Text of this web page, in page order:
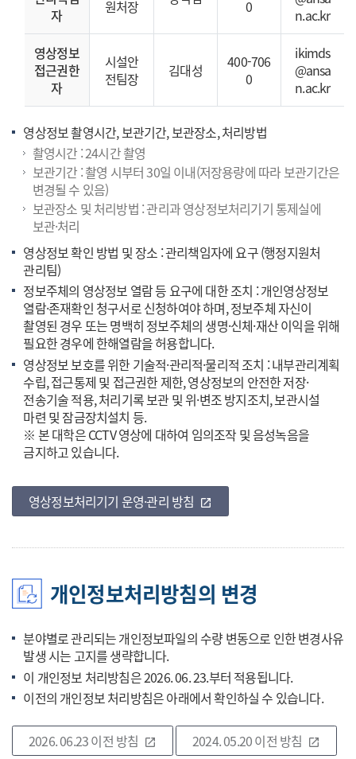
자
원처장
0
n.ac.kr
영상정보
접근권한
자
시설안
전팀장
김대성
400-706
0
ikimds
@ansa
n.ac.kr
영상정보 촬영시간, 보관기간, 보관장소, 처리방법
촬영시간 : 24시간 촬영
보관기간 : 촬영 시부터 30일 이내(저장용량에 따라 보관기간은
변경될 수 있음)
보관장소 및 처리방법 : 관리과 영상정보처리기기 통제실에
보관·처리
영상정보 확인 방법 및 장소 : 관리책임자에 요구 (행정지원처
관리팀)
정보주체의 영상정보 열람 등 요구에 대한 조치 : 개인영상정보
열람·존재확인 청구서로 신청하여야 하며, 정보주체 자신이
촬영된 경우 또는 명백히 정보주체의 생명·신체·재산 이익을 위해
필요한 경우에 한해열람을 허용합니다.
영상정보 보호를 위한 기술적·관리적·물리적 조치 : 내부관리계획
수립, 접근통제 및 접근권한 제한, 영상정보의 안전한 저장·
전송기술 적용, 처리기록 보관 및 위·변조 방지조치, 보관시설
마련 및 잠금장치설치 등.
※ 본 대학은 CCTV 영상에 대하여 임의조작 및 음성녹음을
금지하고 있습니다.
영상정보처리기기 운영·관리 방침 바로가기
open_in_new
개인정보처리방침의 변경
분야별로 관리되는 개인정보파일의 수량 변동으로 인한 변경사유
발생 시는 고지를 생략합니다.
이 개인정보 처리방침은 2026. 06. 23.부터 적용됩니다.
이전의 개인정보 처리방침은 아래에서 확인하실 수 있습니다.
2026. 06.23 이전 방침 바로가기
open_in_new 2024. 05.20 이전 방침 바로가기
open_in_new